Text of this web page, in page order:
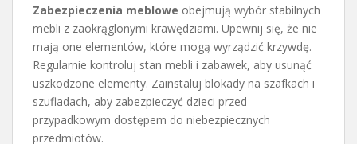
Zabezpieczenia meblowe obejmują wybór stabilnych
mebli z zaokrąglonymi krawędziami. Upewnij się, że nie
mają one elementów, które mogą wyrządzić krzywdę.
Regularnie kontroluj stan mebli i zabawek, aby usunąć
uszkodzone elementy. Zainstaluj blokady na szafkach i
szufladach, aby zabezpieczyć dzieci przed
przypadkowym dostępem do niebezpiecznych
przedmiotów.